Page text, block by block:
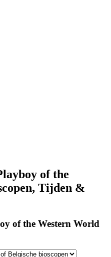
of the
Tijden &
of the Western World